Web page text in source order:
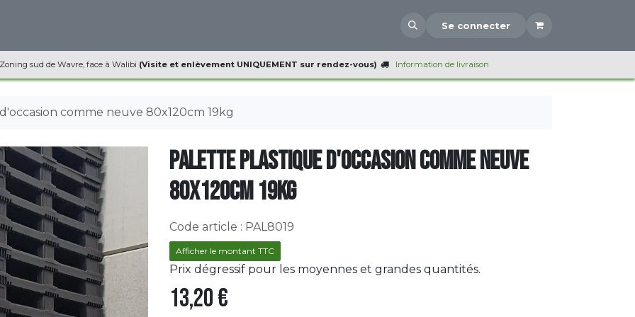
Se connecter
sud de Wavre, face à Walibi (Visite et enlèvement UNIQUEMENT sur rendez-vous) Information de livraison
comme neuve 80x120cm 19kg
Palette plastique d'occasion comme neuve
80x120cm 19kg
Code article : PAL8019
Afficher le montant TTC
Prix dégressif pour les moyennes et grandes quantités.
13,20€